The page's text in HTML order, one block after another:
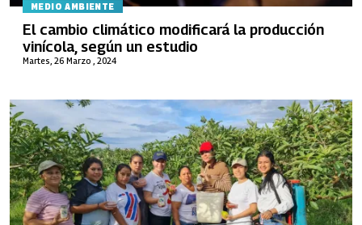
MEDIO AMBIENTE
Martes, 26 Marzo , 2024
El cambio climático modificará la producción
vinícola, según un estudio